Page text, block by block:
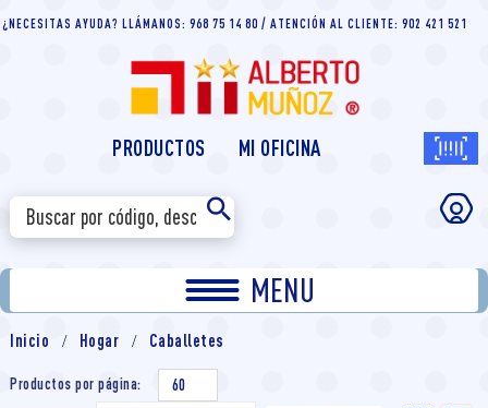
¿NECESITAS AYUDA? LLÁMANOS: 968 75 14 80 / ATENCIÓN AL CLIENTE: 902 421 521
PRODUCTOS MI OFICINA
MENU
Inicio Hogar Caballetes
Productos por página:
60